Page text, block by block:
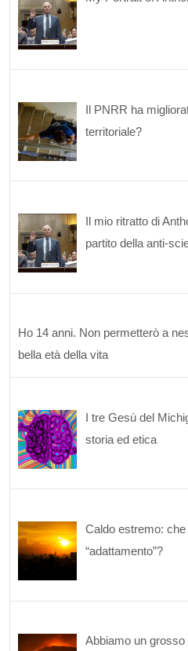
Il PNRR ha
territoriale?
Il mio ritratto di
partito della anti-
Ho 14 anni. Non permetterò a
bella età della vita
I tre Gesù del
storia ed etica
Caldo estremo:
“adattamento”?
Abbiamo un